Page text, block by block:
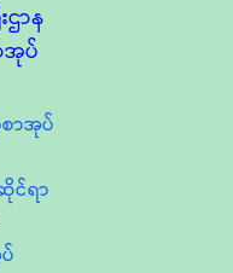
ာန
အုပ်
ာအုပ်
င်ရာ